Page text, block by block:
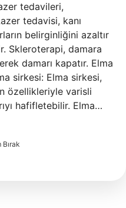
tedavileri,
tedavisi, kanı
belirginliğini azaltır
Skleroterapi, damara
damarı kapatır. Elma
sirkesi: Elma sirkesi,
özellikleriyle varisli
hafifletebilir. Elma…
Bırak